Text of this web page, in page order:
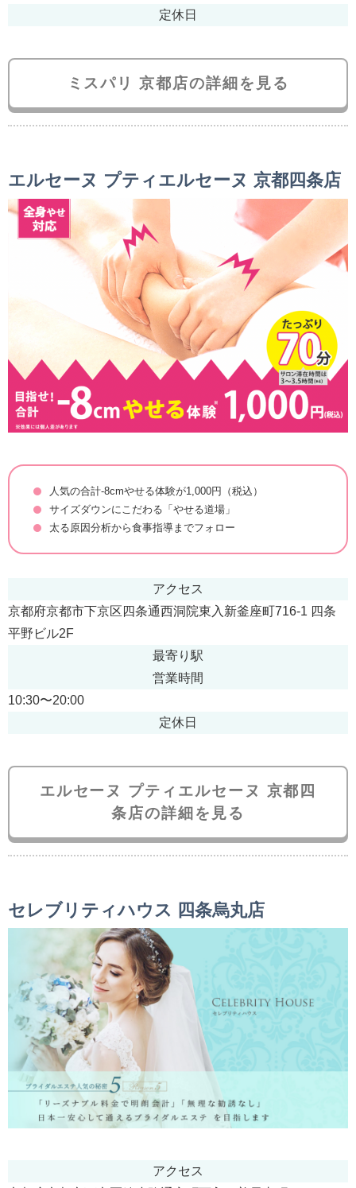
定休日
ミスパリ 京都店の詳細を見る
エルセーヌ プティエルセーヌ 京都四条店
人気の合計-8cmやせる体験が1,000円（税込）
サイズダウンにこだわる「やせる道場」
太る原因分析から食事指導までフォロー
アクセス
京都府京都市下京区四条通西洞院東入新釜座町716-1 四条
平野ビル2F
最寄り駅
営業時間
10:30〜20:00
定休日
エルセーヌ プティエルセーヌ 京都四
条店の詳細を見る
セレブリティハウス 四条烏丸店
アクセス